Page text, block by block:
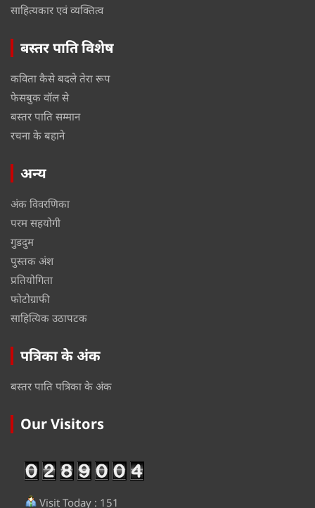
साहित्यकार एवं व्यक्तित्व
बस्तर पाति विशेष
कविता कैसे बदले तेरा रूप
फेसबुक वॉल से
बस्तर पाति सम्मान
रचना के बहाने
अन्य
अंक विवरणिका
परम सहयोगी
गुडदुम
पुस्तक अंश
प्रतियोगिता
फोटोग्राफी
साहित्यिक उठापटक
पत्रिका के अंक
बस्तर पाति पत्रिका के अंक
Our Visitors
Visit Today : 151